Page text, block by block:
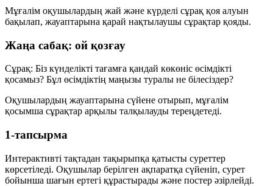
Мұғалім оқушылардың жай және күрделі сұрақ қоя алуын
бақылап, жауаптарына қарай нақтылаушы сұрақтар қояды.
Жаңа сабақ: ой қозғау
Сұрақ: Біз күнделікті тағамға қандай көкөніс өсімдікті
қосамыз? Бұл өсімдіктің маңызы туралы не білесіздер?
Оқушылардың жауаптарына сүйене отырып, мұғалім
қосымша сұрақтар арқылы талқылауды тереңдетеді.
1-тапсырма
Интерактивті тақтадан тақырыпқа қатысты суреттер
көрсетіледі. Оқушылар берілген ақпаратқа сүйеніп, сурет
бойынша шағын ертегі құрастырады және постер әзірлейді.